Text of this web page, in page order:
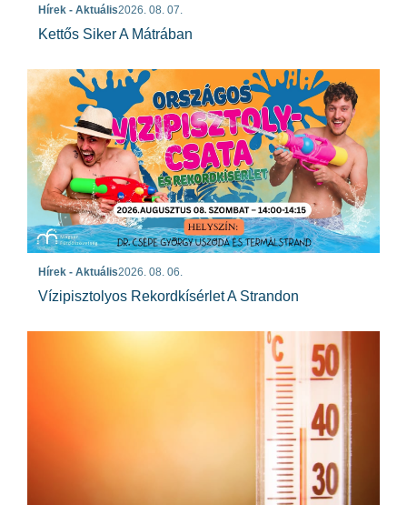
Hírek - Aktuális2026. 08. 07.
Kettős Siker A Mátrában
Hírek - Aktuális2026. 08. 06.
Vízipisztolyos Rekordkísérlet A Strandon